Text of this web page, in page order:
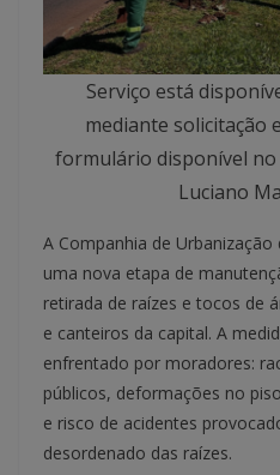
Serviço está
mediante solicitação
formulário disponível no
Luciano
A Companhia de
uma nova etapa de
retirada de raízes e tocos de
e canteiros da capital. A
enfrentado por moradores:
públicos, deformações no
e risco de acidentes
desordenado das raízes.